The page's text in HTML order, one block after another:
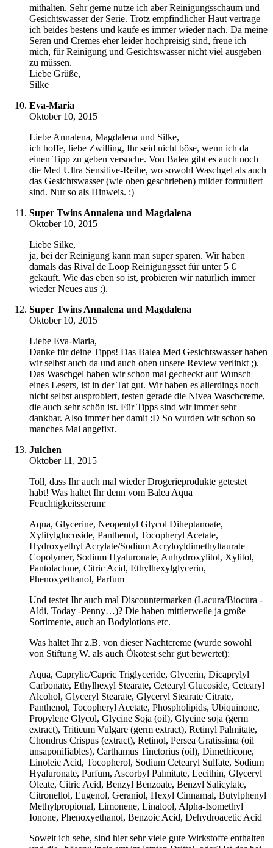
mithalten. Sehr gerne nutze ich aber Reinigungsschaum und
Gesichtswasser der Serie. Trotz empfindlicher Haut vertrage
ich beides bestens und kaufe es immer wieder nach. Da meine
Seren und Cremes eher leider hochpreisig sind, freue ich
mich, für Reinigung und Gesichtswasser nicht viel ausgeben
zu müssen.
Liebe Grüße,
Silke
Eva-Maria
Oktober 10, 2015
Liebe Annalena, Magdalena und Silke,
ich hoffe, liebe Zwilling, Ihr seid nicht böse, wenn ich da
einen Tipp zu geben versuche. Von Balea gibt es auch noch
die Med Ultra Sensitive-Reihe, wo sowohl Waschgel als auch
das Gesichtswasser (wie oben geschrieben) milder formuliert
sind. Nur so als Hinweis. :)
Super Twins Annalena und Magdalena
Oktober 10, 2015
Liebe Silke,
ja, bei der Reinigung kann man super sparen. Wir haben
damals das Rival de Loop Reinigungsset für unter 5 €
gekauft. Wie das eben so ist, probieren wir natürlich immer
wieder Neues aus ;).
Super Twins Annalena und Magdalena
Oktober 10, 2015
Liebe Eva-Maria,
Danke für deine Tipps! Das Balea Med Gesichtswasser haben
wir selbst auch da und auch oben unsere Review verlinkt ;).
Das Waschgel haben wir schon mal gecheckt auf Wunsch
eines Lesers, ist in der Tat gut. Wir haben es allerdings noch
nicht selbst ausprobiert, testen gerade die Nivea Waschcreme,
die auch sehr schön ist. Für Tipps sind wir immer sehr
dankbar. Also immer her damit :D So wurden wir schon so
manches Mal angefixt.
Julchen
Oktober 11, 2015
Toll, dass Ihr auch mal wieder Drogerieprodukte getestet
habt! Was haltet Ihr denn vom Balea Aqua
Feuchtigkeitsserum:
Aqua, Glycerine, Neopentyl Glycol Diheptanoate,
Xylitylglucoside, Panthenol, Tocopheryl Acetate,
Hydroxyethyl Acrylate/Sodium Acryloyldimethyltaurate
Copolymer, Sodium Hyaluronate, Anhydroxylitol, Xylitol,
Pantolactone, Citric Acid, Ethylhexylglycerin,
Phenoxyethanol, Parfum
Und testet Ihr auch mal Discountermarken (Lacura/Biocura -
Aldi, Today -Penny…)? Die haben mittlerweile ja große
Sortimente, auch an Bodylotions etc.
Was haltet Ihr z.B. von dieser Nachtcreme (wurde sowohl
von Stiftung W. als auch Ökotest sehr gut bewertet):
Aqua, Caprylic/Capric Triglyceride, Glycerin, Dicaprylyl
Carbonate, Ethylhexyl Stearate, Cetearyl Glucoside, Cetearyl
Alcohol, Glyceryl Stearate, Glyceryl Stearate Citrate,
Panthenol, Tocopheryl Acetate, Phospholipids, Ubiquinone,
Propylene Glycol, Glycine Soja (oil), Glycine soja (germ
extract), Triticum Vulgare (germ extract), Retinyl Palmitate,
Chondrus Crispus (extract), Retinol, Persea Gratissima (oil
unsaponifiables), Carthamus Tinctorius (oil), Dimethicone,
Linoleic Acid, Tocopherol, Sodium Cetearyl Sulfate, Sodium
Hyaluronate, Parfum, Ascorbyl Palmitate, Lecithin, Glyceryl
Oleate, Citric Acid, Benzyl Benzoate, Benzyl Salicylate,
Citronellol, Eugenol, Geraniol, Hexyl Cinnamal, Butylphenyl
Methylpropional, Limonene, Linalool, Alpha-Isomethyl
Ionone, Phenoxyethanol, Benzoic Acid, Dehydroacetic Acid
Soweit ich sehe, sind hier sehr viele gute Wirkstoffe enthalten